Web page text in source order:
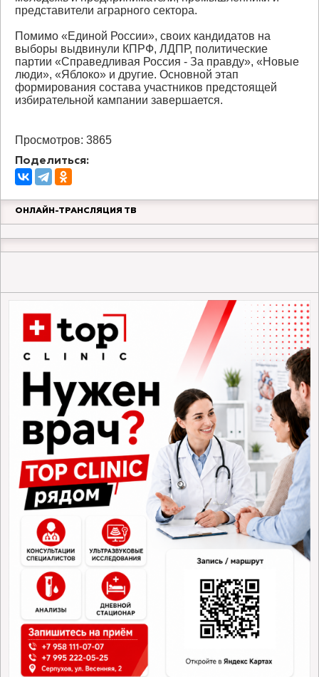
представители аграрного сектора.
Помимо «Единой России», своих кандидатов на
выборы выдвинули КПРФ, ЛДПР, политические
партии «Справедливая Россия - За правду», «Новые
люди», «Яблоко» и другие. Основной этап
формирования состава участников предстоящей
избирательной кампании завершается.
Просмотров: 3865
Поделиться:
ОНЛАЙН-ТРАНСЛЯЦИЯ ТВ